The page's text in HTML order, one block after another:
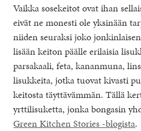
Vaikka sosekeitot ovat ihan
eivät ne monesti ole yksinään
niiden seuraksi joko
lisään keiton päälle erilaisia
parsakaali, feta, kananmuna,
lisukkeita, jotka tuovat kivasti
keitosta täyttävämmän. Tällä
yrttilisuketta, jonka bongasin
Green Kitchen Stories -blogista.